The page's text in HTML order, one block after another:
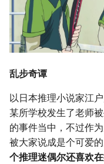
乱步奇谭
以日本推理小说家江
某所学校发生了老师
的事件当中，不过作
被大家说成是个可爱
个推理迷偶尔还喜欢